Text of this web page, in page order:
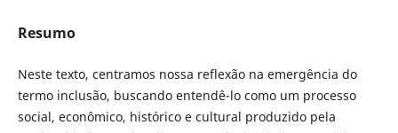
Resumo
Neste texto, centramos nossa reflexão na emergência do
termo inclusão, buscando entendê-lo como um processo
social, econômico, histórico e cultural produzido pela